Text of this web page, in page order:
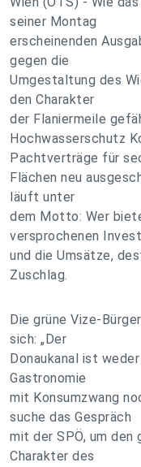
seiner Montag
erscheinenden
gegen die
Umgestaltung des
den Charakter
der Flaniermeile
Hochwasserschutz
Pachtverträge für
Flächen neu
läuft unter
dem Motto: Wer
versprochenen
und die Umsätze,
Zuschlag.
Die grüne Vize-
sich: „Der
Donaukanal ist
Gastronomie
mit Konsumzwang
suche das Gespräch
mit der SPÖ, um den
Charakter des